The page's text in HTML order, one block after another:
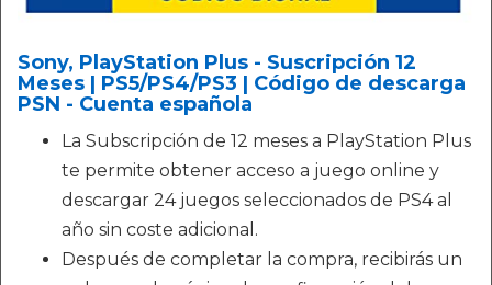
Sony, PlayStation Plus - Suscripción 12
Meses | PS5/PS4/PS3 | Código de descarga
PSN - Cuenta española
La Subscripción de 12 meses a PlayStation Plus
te permite obtener acceso a juego online y
descargar 24 juegos seleccionados de PS4 al
año sin coste adicional.
Después de completar la compra, recibirás un